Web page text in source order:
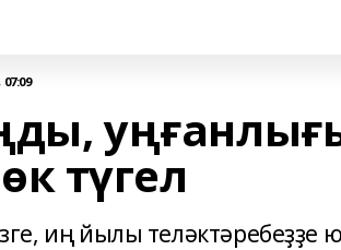
түгел
иң йылы теләктәребеҙҙе